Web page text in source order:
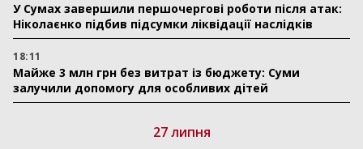
У Сумах завершили першочергові роботи після атак:
Ніколаєнко підбив підсумки ліквідації наслідків
18:11
Майже 3 млн грн без витрат із бюджету: Суми
залучили допомогу для особливих дітей
27 липня